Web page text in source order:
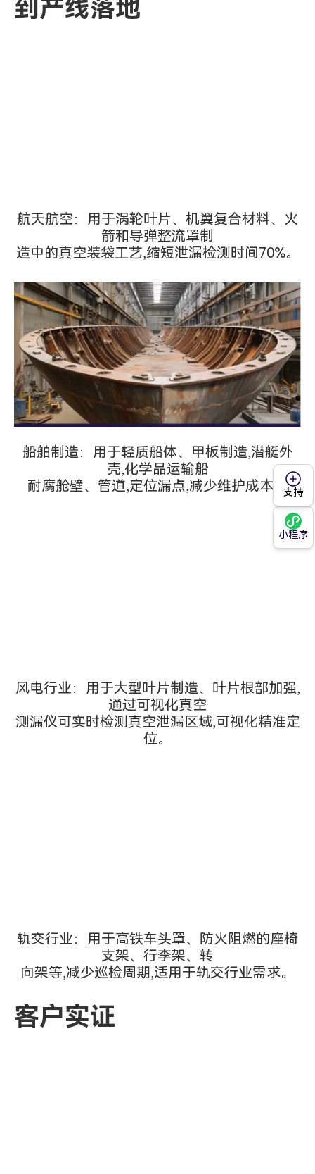
到产线落地
航天航空：用于涡轮叶片、机翼复合材料、火
箭和导弹整流罩制
造中的真空装袋工艺,缩短泄漏检测时间70%。
船舶制造：用于轻质船体、甲板制造,潜艇外
壳,化学品运输船
耐腐舱壁、管道,定位漏点,减少维护成本。
风电行业：用于大型叶片制造、叶片根部加强,
通过可视化真空
测漏仪可实时检测真空泄漏区域,可视化精准定
位。
轨交行业：用于高铁车头罩、防火阻燃的座椅
支架、行李架、转
向架等,减少巡检周期,适用于轨交行业需求。
客户实证
支持
小程序